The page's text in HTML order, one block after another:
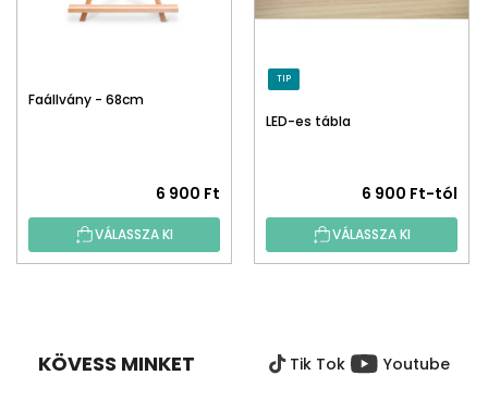
Faállvány - 68cm
6 900 Ft
VÁLASSZA KI
TIP
LED-es tábla
6 900 Ft-tól
VÁLASSZA KI
KÖVESS MINKET Tik Tok Youtube